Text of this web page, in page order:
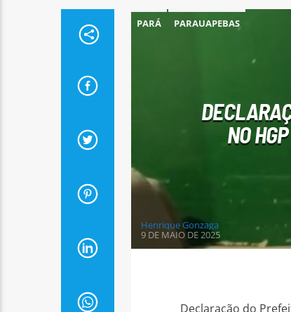
PARÁ PARAUAPEBAS
NO
Henrique Gonzaga
9 DE MAIO DE 2025
Declaração do